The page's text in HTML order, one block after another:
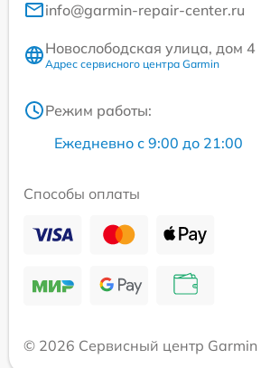
info@garmin-repair-center.ru
Новослободская улица, дом 4
Адрес сервисного центра Garmin
Режим работы:
Ежедневно с 9:00 до 21:00
Способы оплаты
© 2026 Сервисный центр Garmin